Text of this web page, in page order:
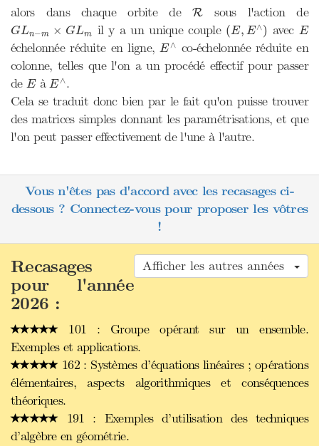
alors dans chaque orbite deR
R sous l'action de
GLn−m × GLm
GL m× GL il y a un unique couple (E, E∧ )
( E, E∧) avec E
E
échelonnée réduite en ligne,E∧
E∧ co-échelonnée réduite en
colonne, telles que l'on a un procédé effectif pour passer
de E
EàE∧
E∧.
Cela se traduit donc bien par le fait qu'on puisse trouver
des matrices simples donnant les paramétrisations, et que
l'on peut passer effectivement de l'une à l'autre.
Vous n'êtes pas d'accord avec les recasages ci-
dessous ? Connectez-vous pour proposer les vôtres
!
Afficher les autres années
Recasages
pour l'année
2026 :
101 : Groupe opérant sur un ensemble.
Exemples et applications.
162 : Systèmes d’équations linéaires ; opérations
élémentaires, aspects algorithmiques et conséquences
théoriques.
191 : Exemples d’utilisation des techniques
d’algèbre en géométrie.